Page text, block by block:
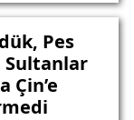
Pes
Sultanlar
Çin’e